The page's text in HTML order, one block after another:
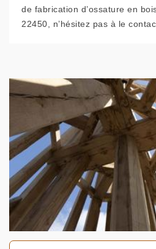
de fabrication d’ossature en
22450, n’hésitez pas à le